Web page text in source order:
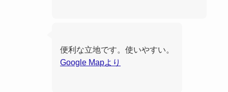
便利な立地です。使いやすい。
Google Mapより